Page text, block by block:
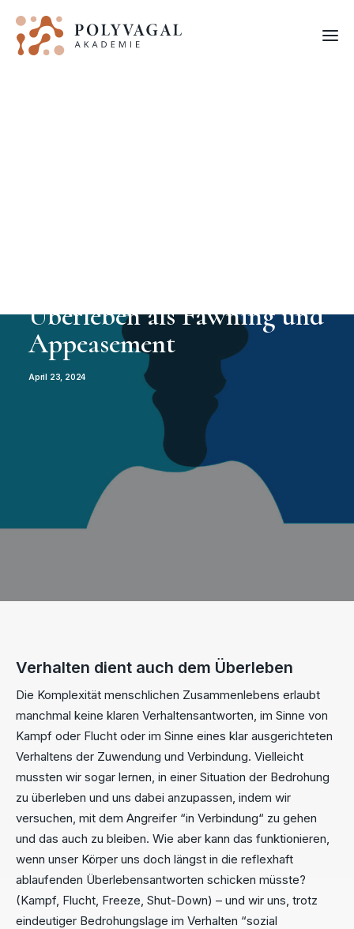
Überleben als Fawning und
Appeasement
April 23, 2024
Verhalten dient auch dem Überleben
Die Komplexität menschlichen Zusammenlebens erlaubt
manchmal keine klaren Verhaltensantworten, im Sinne von
Kampf oder Flucht oder im Sinne eines klar ausgerichteten
Verhaltens der Zuwendung und Verbindung. Vielleicht
mussten wir sogar lernen, in einer Situation der Bedrohung
zu überleben und uns dabei anzupassen, indem wir
versuchen, mit dem Angreifer “in Verbindung“ zu gehen
und das auch zu bleiben. Wie aber kann das funktionieren,
wenn unser Körper uns doch längst in die reflexhaft
ablaufenden Überlebensantworten schicken müsste?
(Kampf, Flucht, Freeze, Shut-Down) – und wir uns, trotz
eindeutiger Bedrohungslage im Verhalten “sozial